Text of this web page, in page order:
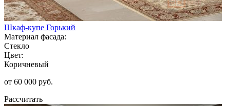
Шкаф-купе Горький
Материал фасада:
Стекло
Цвет:
Коричневый
от 60 000 руб.
Рассчитать